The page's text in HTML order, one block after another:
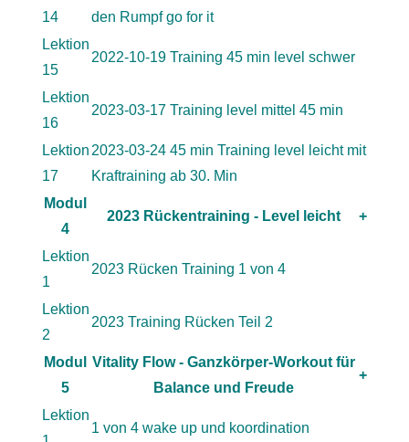
14
den Rumpf go for it
Lektion
15
2022-10-19 Training 45 min level schwer
Lektion
16
2023-03-17 Training level mittel 45 min
Lektion
17
2023-03-24 45 min Training level leicht mit
Kraftraining ab 30. Min
Modul
4
2023 Rückentraining - Level leicht +
Lektion
1
2023 Rücken Training 1 von 4
Lektion
2
2023 Training Rücken Teil 2
Modul
5
Vitality Flow - Ganzkörper-Workout für
Balance und Freude
+
Lektion
1 von 4 wake up und koordination